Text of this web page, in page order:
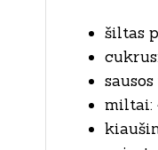
šiltas
miltai: